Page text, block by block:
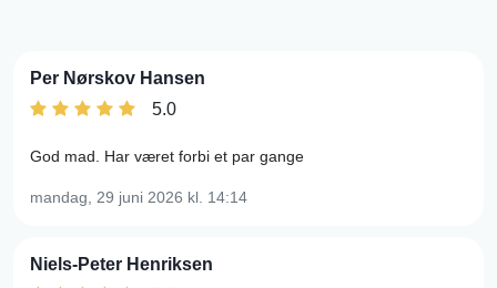
Per Nørskov Hansen
5.0
God mad. Har været forbi et par gange
mandag, 29 juni 2026 kl. 14:14
Niels-Peter Henriksen